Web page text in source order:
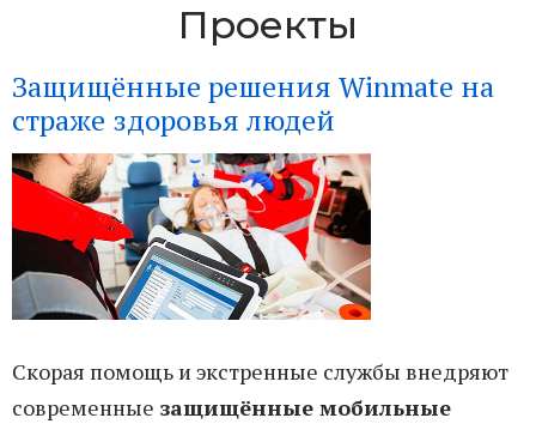
Проекты
Защищённые решения Winmate на
страже здоровья людей
Скорая помощь и экстренные службы внедряют
современные защищённые мобильные